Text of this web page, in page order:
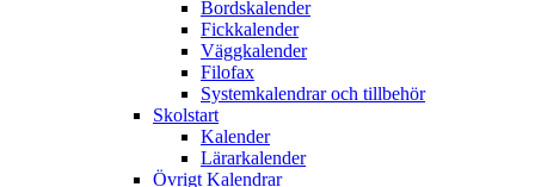
Bordskalender
Fickkalender
Väggkalender
Filofax
Systemkalendrar och tillbehör
Skolstart
Kalender
Lärarkalender
Övrigt Kalendrar